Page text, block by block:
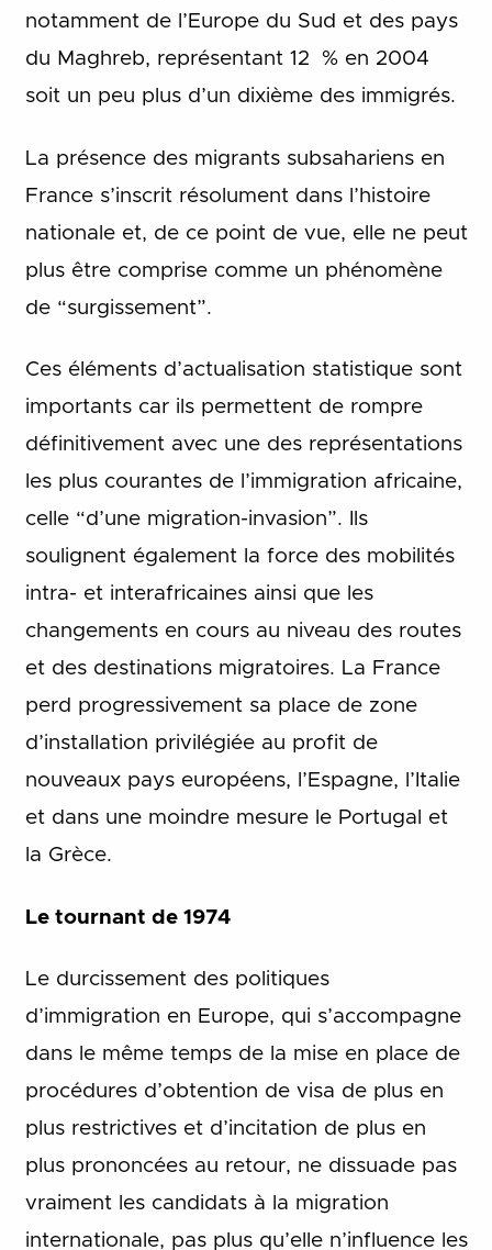
notamment de l’Europe du Sud et des pays
du Maghreb, représentant 12 % en 2004
soit un peu plus d’un dixième des immigrés.
La présence des migrants subsahariens en
France s’inscrit résolument dans l’histoire
nationale et, de ce point de vue, elle ne peut
plus être comprise comme un phénomène
de “surgissement”.
Ces éléments d’actualisation statistique sont
importants car ils permettent de rompre
définitivement avec une des représentations
les plus courantes de l’immigration africaine,
celle “d’une migration-invasion”. Ils
soulignent également la force des mobilités
intra- et interafricaines ainsi que les
changements en cours au niveau des routes
et des destinations migratoires. La France
perd progressivement sa place de zone
d’installation privilégiée au profit de
nouveaux pays européens, l’Espagne, l’Italie
et dans une moindre mesure le Portugal et
la Grèce.
Le tournant de 1974
Le durcissement des politiques
d’immigration en Europe, qui s’accompagne
dans le même temps de la mise en place de
procédures d’obtention de visa de plus en
plus restrictives et d’incitation de plus en
plus prononcées au retour, ne dissuade pas
vraiment les candidats à la migration
internationale, pas plus qu’elle n’influence les